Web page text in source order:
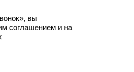
вы
соглашением и на